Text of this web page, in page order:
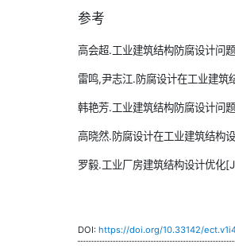
参考
高会超.工业建筑结构防腐设计
雷鸣,尹志江.防腐设计在工业建
韩艳芳.工业建筑结构防腐设计问
高晓然.防腐设计在工业建筑结
罗毅.工业厂房建筑结构设计优化
DOI: https://doi.org/10.33142/